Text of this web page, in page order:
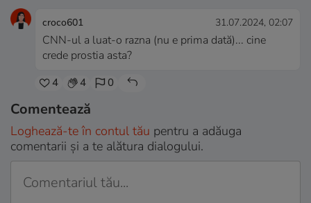
croco601 31.07.2024, 02:07
CNN-ul a luat-o razna (nu e prima dată)... cine
crede prostia asta?
4 4 0
Comentează
Loghează-te în contul tău pentru a adăuga
comentarii și a te alătura dialogului.